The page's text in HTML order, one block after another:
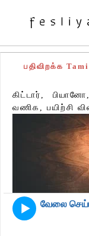
பதிவிறக்க
கிட்டார்,
வணிக, பயிற்சி
வேலை